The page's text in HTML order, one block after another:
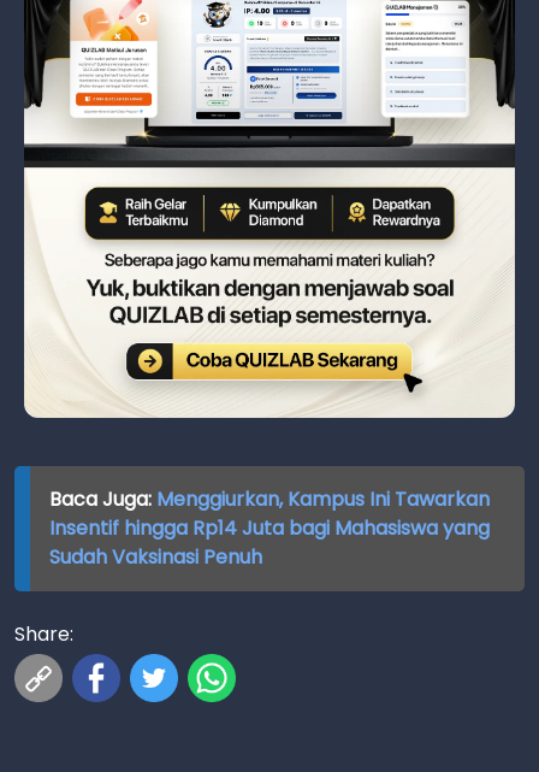
Baca Juga: Menggiurkan, Kampus Ini Tawarkan
Insentif hingga Rp14 Juta bagi Mahasiswa yang
Sudah Vaksinasi Penuh
Share: